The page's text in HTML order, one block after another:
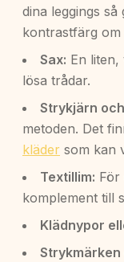
dina leggings
kontrastfärg om
Sax: En
lösa trådar.
Strykjärn
metoden. Det
kläder som kan
Textillim: För
komplement till
Klädnypor